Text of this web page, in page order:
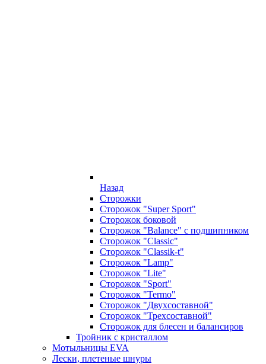
Назад
Сторожки
Сторожок "Super Sport"
Сторожок боковой
Сторожок "Balance" с подшипником
Сторожок "Classic"
Сторожок "Classik-t"
Сторожок "Lamp"
Сторожок "Lite"
Сторожок "Sport"
Сторожок "Termo"
Сторожок "Двухсоставной"
Сторожок "Трехсоставной"
Сторожок для блесен и балансиров
Тройник с кристаллом
Мотыльницы EVA
Лески, плетеные шнуры